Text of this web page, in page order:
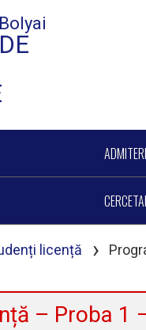
licență ›
– Proba 1